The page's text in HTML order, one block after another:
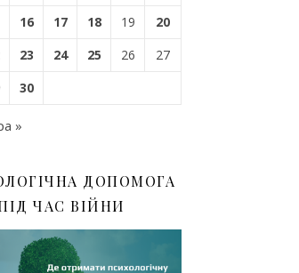
16 17 18 19
20
23 24 25 26
27
30
»
ДОПОМОГА
ЧАС ВІЙНИ